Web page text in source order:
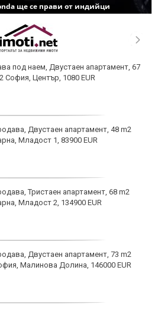
ще се прави от индийци
под наем, Двустаен апартамент, 67
София, Център, 1080 EUR
Двустаен апартамент, 48 m2
Младост 1, 83900 EUR
Тристаен апартамент, 68 m2
Младост 2, 134900 EUR
Двустаен апартамент, 73 m2
Малинова Долина, 146000 EUR